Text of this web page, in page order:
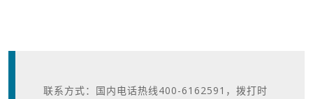
联系方式：国内电话热线400-6162591，拨打时